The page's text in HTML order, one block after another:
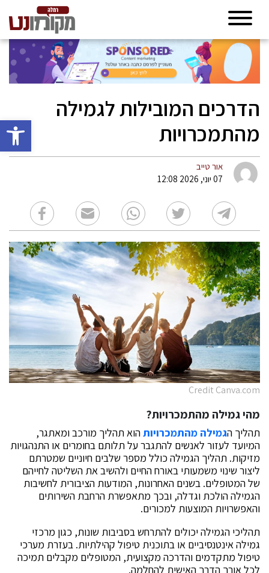
פתח
הדרכים המובילות לגמילה
מהתמכרויות
אור טייב
07 יוני, 2026 12:08
Credit Canva.com
מהי גמילה מהתמכרויות?
תהליך הגמילה מהתמכרויותהוא תהליך מורכב ומאתגר,
המיועד לעזור לאנשים להתגבר על תלותם בחומרים או התנהגויות
מזיקות. תהליך הגמילה כולל מספר שלבים חיוניים שמטרתם
ליצור שינוי משמעותי באורח החיים ולהשיב את השליטה לחייהם
של המטופלים. בשנים האחרונות, המודעות הציבורית לחשיבות
הגמילה הולכת וגדלה, ובכך מתאפשרת הרחבת השירותים
והאפשרויות המוצעות למכורים.
תהליכי הגמילה יכולים להתרחש בסביבות שונות, כגון מרכזי
גמילה אינטנסיביים או בתוכנית טיפול קהילתיות. בעזרת מערכי
טיפול מתקדמים והדרכה מקצועית, המטופלים מקבלים תמיכה
לכל אורך הדרך האישית להחלמה.